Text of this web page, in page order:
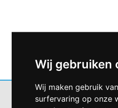
Wij gebruiken
Wij maken gebruik
surfervaring op onze